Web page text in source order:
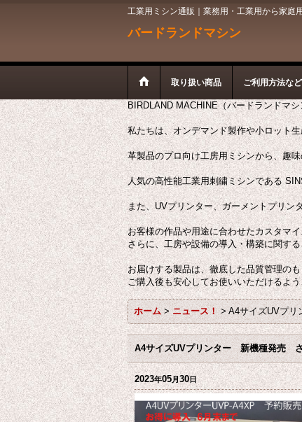
工業用ミシン通販｜業務用・工業用から家
バードランドマシン
取り扱い商品 ご利用方法など
BIRDLAND MACHINE（バードランドマ
私たちは、オンデマンド製作や小ロット
革製品のプロ向け工房用ミシンから、趣
人気の高性能工業用刺繍ミシンである
また、UVプリンター、ガーメントプリン
お客様の作品や用途に合わせたカスタマ
さらに、工房や設備の導入・構築に関す
お届けする製品は、徹底した品質管理の
ご購入後も安心してお使いいただけるよ
ホーム > ニュース！ > A4サイズUVプ
A4サイズUVプリンター 新機種発売
2023年05月30日